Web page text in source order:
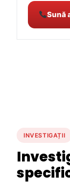
Sună
INVESTIGAȚII